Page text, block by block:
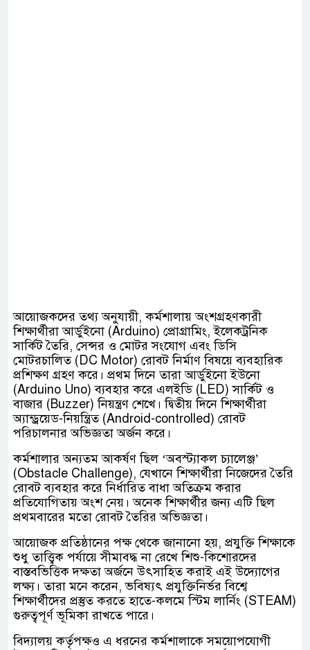
আয়োজকদের তথ্য অনুযায়ী, কর্মশালায় অংশগ্রহণকারী
শিক্ষার্থীরা আর্ডুইনো (Arduino) প্রোগ্রামিং, ইলেকট্রনিক
সার্কিট তৈরি, সেন্সর ও মোটর সংযোগ এবং ডিসি
মোটরচালিত (DC Motor) রোবট নির্মাণ বিষয়ে ব্যবহারিক
প্রশিক্ষণ গ্রহণ করে। প্রথম দিনে তারা আর্ডুইনো ইউনো
(Arduino Uno) ব্যবহার করে এলইডি (LED) সার্কিট ও
বাজার (Buzzer) নিয়ন্ত্রণ শেখে। দ্বিতীয় দিনে শিক্ষার্থীরা
অ্যান্ড্রয়েড-নিয়ন্ত্রিত (Android-controlled) রোবট
পরিচালনার অভিজ্ঞতা অর্জন করে।
কর্মশালার অন্যতম আকর্ষণ ছিল ‘অবস্ট্যাকল চ্যালেঞ্জ’
(Obstacle Challenge), যেখানে শিক্ষার্থীরা নিজেদের তৈরি
রোবট ব্যবহার করে নির্ধারিত বাধা অতিক্রম করার
প্রতিযোগিতায় অংশ নেয়। অনেক শিক্ষার্থীর জন্য এটি ছিল
প্রথমবারের মতো রোবট তৈরির অভিজ্ঞতা।
আয়োজক প্রতিষ্ঠানের পক্ষ থেকে জানানো হয়, প্রযুক্তি শিক্ষাকে
শুধু তাত্ত্বিক পর্যায়ে সীমাবদ্ধ না রেখে শিশু-কিশোরদের
বাস্তবভিত্তিক দক্ষতা অর্জনে উৎসাহিত করাই এই উদ্যোগের
লক্ষ্য। তারা মনে করেন, ভবিষ্যৎ প্রযুক্তিনির্ভর বিশ্বে
শিক্ষার্থীদের প্রস্তুত করতে হাতে-কলমে স্টিম লার্নিং (STEAM)
গুরুত্বপূর্ণ ভূমিকা রাখতে পারে।
বিদ্যালয় কর্তৃপক্ষও এ ধরনের কর্মশালাকে সময়োপযোগী